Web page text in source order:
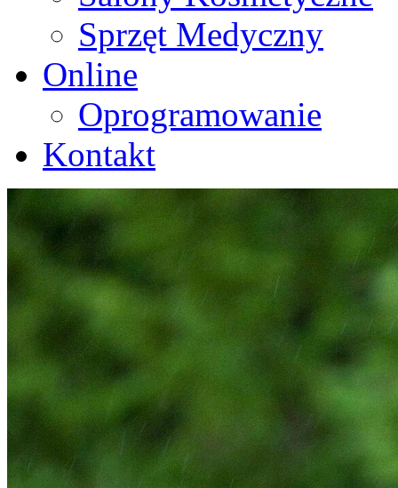
Sprzęt Medyczny
Online
Oprogramowanie
Kontakt